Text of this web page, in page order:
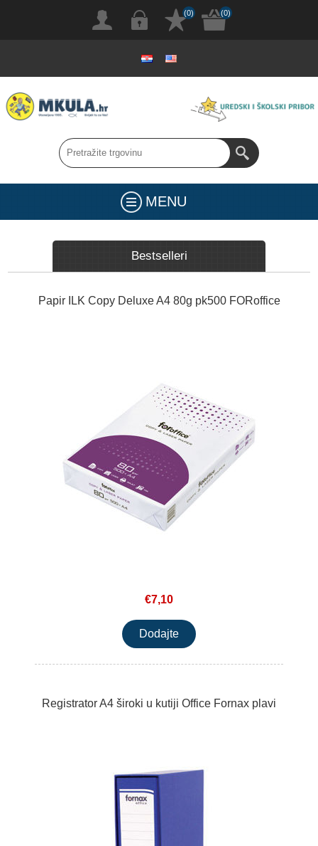
(0) (0)
MENU
Bestselleri
Papir ILK Copy Deluxe A4 80g pk500 FORoffice
€7,10
Registrator A4 široki u kutiji Office Fornax plavi